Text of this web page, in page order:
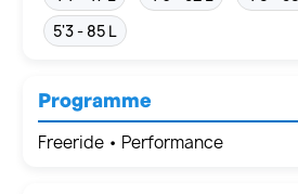
5'3 - 85 L
Programme
Freeride • Performance